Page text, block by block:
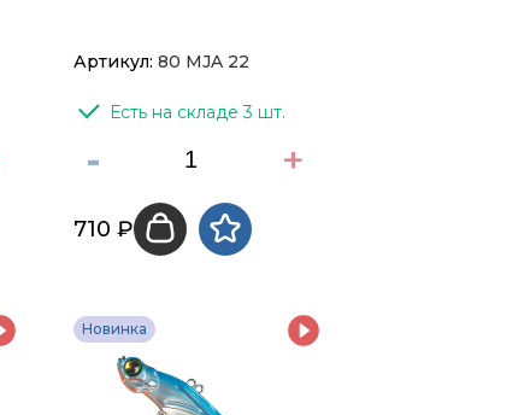
Артикул: 80 MJA 22
Есть на складе 3 шт.
- +
710 ₽
Новинка